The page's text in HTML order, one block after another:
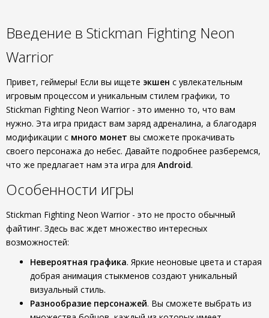
Введение в Stickman Fighting Neon
Warrior
Привет, геймеры! Если вы ищете экшен с увлекательным
игровым процессом и уникальным стилем графики, то
Stickman Fighting Neon Warrior - это именно то, что вам
нужно. Эта игра придаст вам заряд адреналина, а благодаря
модификации с много монет вы сможете прокачивать
своего персонажа до небес. Давайте подробнее разберемся,
что же предлагает нам эта игра для Android.
Особенности игры
Stickman Fighting Neon Warrior - это не просто обычный
файтинг. Здесь вас ждет множество интересных
возможностей:
Невероятная графика. Яркие неоновые цвета и старая
добрая анимация стыкменов создают уникальный
визуальный стиль.
Разнообразие персонажей. Вы сможете выбрать из